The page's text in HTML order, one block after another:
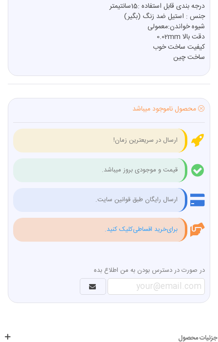
درجه بندی قابل استفاده :15سانتیمتر
جنس : استیل ضد زنگ (بگیر)
شیوه خواندن:معمولی
دقت بالا 0.02mm
کیفیت ساخت خوب
ساخت چین
محصول ناموجود میباشد
ارسال در سریعترین زمان!
قیمت و موجودی بروز میباشد.
ارسال رایگان طبق قوانین سایت.
برای‌خرید اقساطی‌کلیک کنید.
در صورت در دسترس بودن به من اطلاع بده
جزئیات محصول